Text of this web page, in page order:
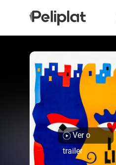
Ver o
trailer